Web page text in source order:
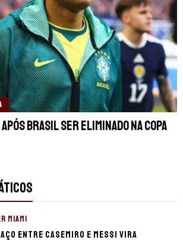
Brasil ser eliminado na Copa
MIAMI
entre Casemiro e Messi vira